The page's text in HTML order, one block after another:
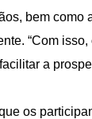
bem como
“Com
a
os